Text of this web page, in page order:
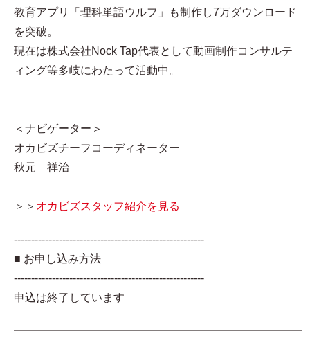
教育アプリ「理科単語ウルフ」も制作し7万ダウンロード
を突破。
現在は株式会社Nock Tap代表として動画制作コンサルテ
ィング等多岐にわたって活動中。
＜ナビゲーター＞
オカビズチーフコーディネーター
秋元 祥治
＞＞ オカビズスタッフ紹介を見る
-------------------------------------------------------
■ お申し込み方法
-------------------------------------------------------
申込は終了しています
━━━━━━━━━━━━━━━━━━━━━━━━━━